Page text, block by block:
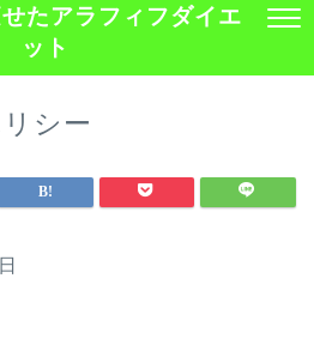
たアラフィフダイエ
ット
シー